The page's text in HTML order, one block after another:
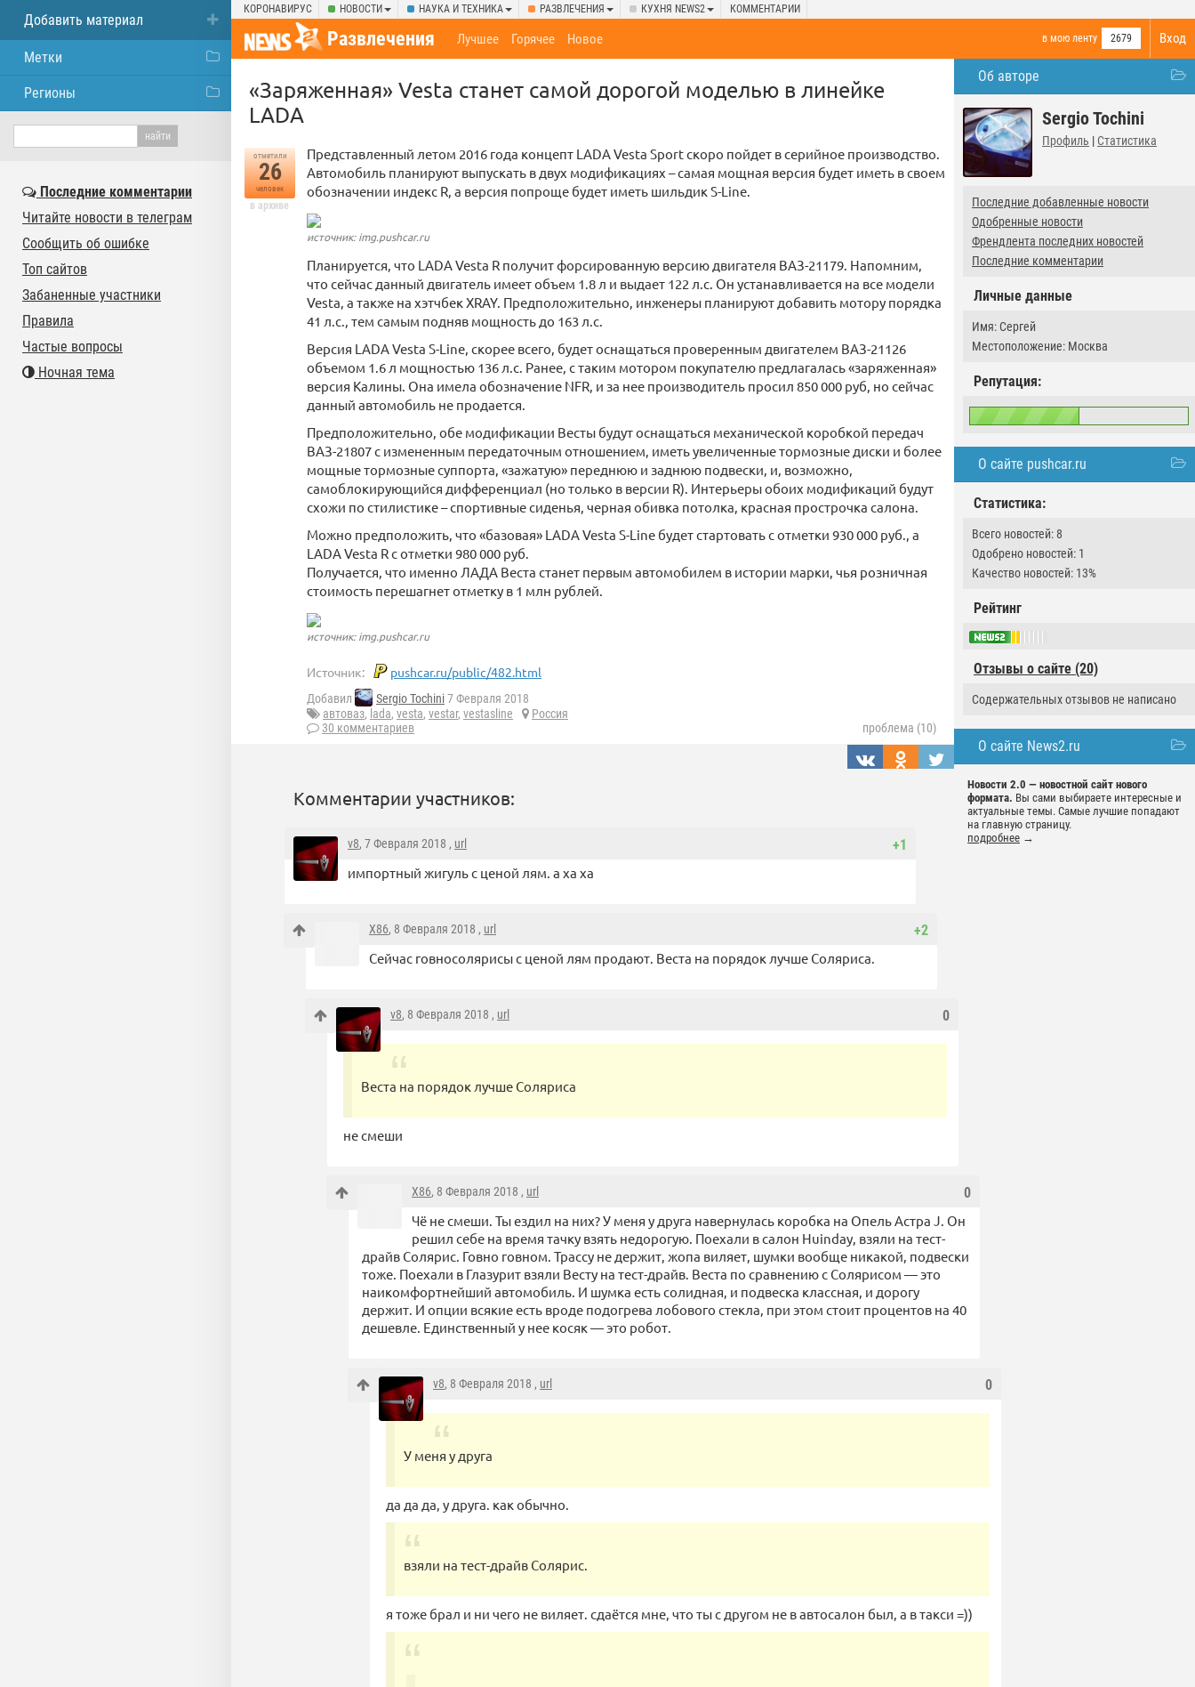
КОРОНАВИРУС НОВОСТИ НАУКА И ТЕХНИКА РАЗВЛЕЧЕНИЯ КУХНЯ NEWS2 КОММЕНТАРИИ
Вход
Развлечения в мою ленту 2679
Лучшее Горячее Новое
Об авторе
Sergio Tochini
Профиль | Статистика
Последние добавленные новости
Одобренные новости
Френдлента последних новостей
Последние комментарии
Личные данные
Имя: Сергей
Местоположение: Москва
Репутация:
О сайте pushcar.ru
Статистика:
Всего новостей: 8
Одобрено новостей: 1
Качество новостей: 13%
Рейтинг
Отзывы о сайте (20)
Содержательных отзывов не написано
О сайте News2.ru
Новости 2.0 — новостной сайт нового
формата. Вы сами выбираете интересные и
актуальные темы. Самые лучшие попадают
на главную страницу.
подробнее →
«Заряженная» Vesta станет самой дорогой моделью в линейке
LADA
отметили
26
человек
в архиве
Представленный летом 2016 года концепт LADA Vesta Sport скоро пойдет в серийное производство.
Автомобиль планируют выпускать в двух модификациях – самая мощная версия будет иметь в своем
обозначении индекс R, а версия попроще будет иметь шильдик S-Line.
источник: img.pushcar.ru
Планируется, что LADA Vesta R получит форсированную версию двигателя ВАЗ-21179. Напомним,
что сейчас данный двигатель имеет объем 1.8 л и выдает 122 л.с. Он устанавливается на все модели
Vesta, а также на хэтчбек XRAY. Предположительно, инженеры планируют добавить мотору порядка
41 л.с., тем самым подняв мощность до 163 л.с.
Версия LADA Vesta S-Line, скорее всего, будет оснащаться проверенным двигателем ВАЗ-21126
объемом 1.6 л мощностью 136 л.с. Ранее, с таким мотором покупателю предлагалась «заряженная»
версия Калины. Она имела обозначение NFR, и за нее производитель просил 850 000 руб, но сейчас
данный автомобиль не продается.
Предположительно, обе модификации Весты будут оснащаться механической коробкой передач
ВАЗ-21807 с измененным передаточным отношением, иметь увеличенные тормозные диски и более
мощные тормозные суппорта, «зажатую» переднюю и заднюю подвески, и, возможно,
самоблокирующийся дифференциал (но только в версии R). Интерьеры обоих модификаций будут
схожи по стилистике – спортивные сиденья, черная обивка потолка, красная прострочка салона.
Можно предположить, что «базовая» LADA Vesta S-Line будет стартовать с отметки 930 000 руб., а
LADA Vesta R с отметки 980 000 руб.
Получается, что именно ЛАДА Веста станет первым автомобилем в истории марки, чья розничная
стоимость перешагнет отметку в 1 млн рублей.
источник: img.pushcar.ru
Источник: pushcar.ru/public/482.html
Добавил Sergio Tochini7 Февраля 2018
автоваз, lada, vesta, vestar, vestasline
Россия
30 комментариев
проблема (10)
Комментарии участников:
+1
v8, 7 Февраля 2018 , url
импортный жигуль с ценой лям. а ха ха
+2
X86, 8 Февраля 2018 , url
Сейчас говносолярисы с ценой лям продают. Веста на порядок лучше Соляриса.
0
v8, 8 Февраля 2018 , url
Веста на порядок лучше Соляриса
не смеши
0
X86, 8 Февраля 2018 , url
Чё не смеши. Ты ездил на них? У меня у друга навернулась коробка на Опель Астра J. Он
решил себе на время тачку взять недорогую. Поехали в салон Huinday, взяли на тест-
драйв Солярис. Говно говном. Трассу не держит, жопа виляет, шумки вообще никакой, подвески
тоже. Поехали в Глазурит взяли Весту на тест-драйв. Веста по сравнению с Солярисом — это
наикомфортнейший автомобиль. И шумка есть солидная, и подвеска классная, и дорогу
держит. И опции всякие есть вроде подогрева лобового стекла, при этом стоит процентов на 40
дешевле. Единственный у нее косяк — это робот.
0
v8, 8 Февраля 2018 , url
У меня у друга
да да да, у друга. как обычно.
взяли на тест-драйв Солярис.
я тоже брал и ни чего не виляет. сдаётся мне, что ты с другом не в автосалон был, а в такси =))
Добавить материал
Метки
Регионы
Последние комментарии
Читайте новости в телеграм
Сообщить об ошибке
Топ сайтов
Забаненные участники
Правила
Частые вопросы
Ночная тема